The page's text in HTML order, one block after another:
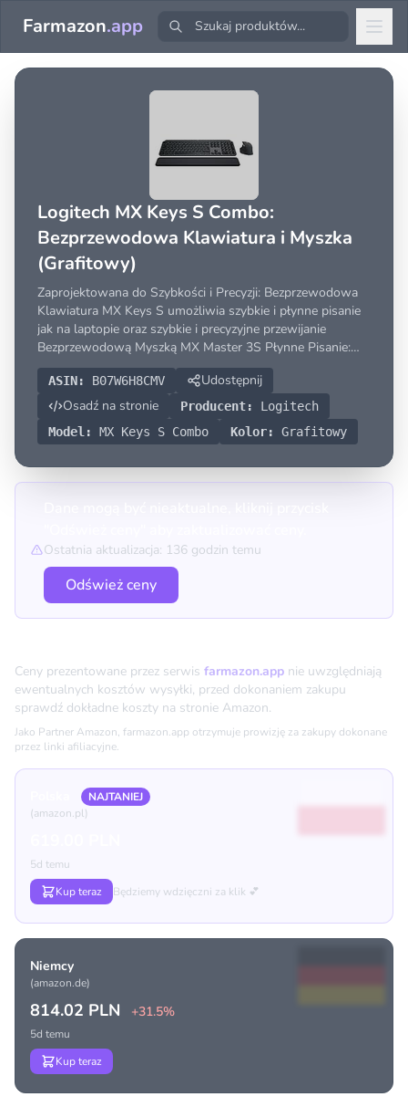
Farmazon.app
Logitech MX Keys S Combo:
Bezprzewodowa Klawiatura i Myszka
(Grafitowy)
Zaprojektowana do Szybkości i Precyzji: Bezprzewodowa
Klawiatura MX Keys S umożliwia szybkie i płynne pisanie
jak na laptopie oraz szybkie i precyzyjne przewijanie
Bezprzewodową Myszką MX Master 3S Płynne Pisanie:
Profil jak w laptopie z klawiszami z kolistymi wgłębieniami
dopasowanymi do kształtu opuszek palców zapewn
ASIN: B07W6H8CMV
Udostępnij
Osadź na stronie
Producent:
Logitech
Model:
MX Keys S Combo Kolor: Grafitowy
Ostatnia aktualizacja: 136 godzin temu
Odśwież ceny
Ceny prezentowane przez serwis farmazon.app nie uwzględniają
ewentualnych kosztów wysyłki, przed dokonaniem zakupu
sprawdź dokładne koszty na stronie Amazon.
Jako Partner Amazon, farmazon.app otrzymuje prowizję za zakupy dokonane
przez linki afiliacyjne.
NAJTANIEJ
(amazon.pl)
5d temu
Kup teraz
Będziemy wdzięczni za klik 💕
Niemcy
(amazon.de)
814.02 PLN +31.5%
5d temu
Kup teraz